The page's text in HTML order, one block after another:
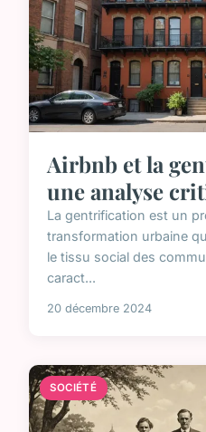
Airbnb et la
une analyse
La gentrification est un
transformation urbaine
le tissu social des
caract...
20 décembre 2024
SOCIÉTÉ